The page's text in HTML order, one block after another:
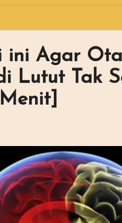
ini Agar
Lutut Tak